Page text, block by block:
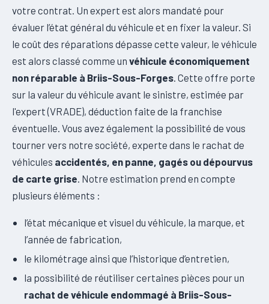
votre contrat. Un expert est alors mandaté pour
évaluer l’état général du véhicule et en fixer la valeur. Si
le coût des réparations dépasse cette valeur, le véhicule
est alors classé comme un véhicule économiquement
non réparable à Briis-Sous-Forges . Cette offre porte
sur la valeur du véhicule avant le sinistre, estimée par
l'expert (VRADE), déduction faite de la franchise
éventuelle. Vous avez également la possibilité de vous
tourner vers notre société, experte dans le rachat de
véhicules accidentés, en panne, gagés ou dépourvus
de carte grise . Notre estimation prend en compte
plusieurs éléments :
l’état mécanique et visuel du véhicule, la marque, et
l’année de fabrication,
le kilométrage ainsi que l’historique d’entretien,
la possibilité de réutiliser certaines pièces pour un
rachat de véhicule endommagé à Briis-Sous-